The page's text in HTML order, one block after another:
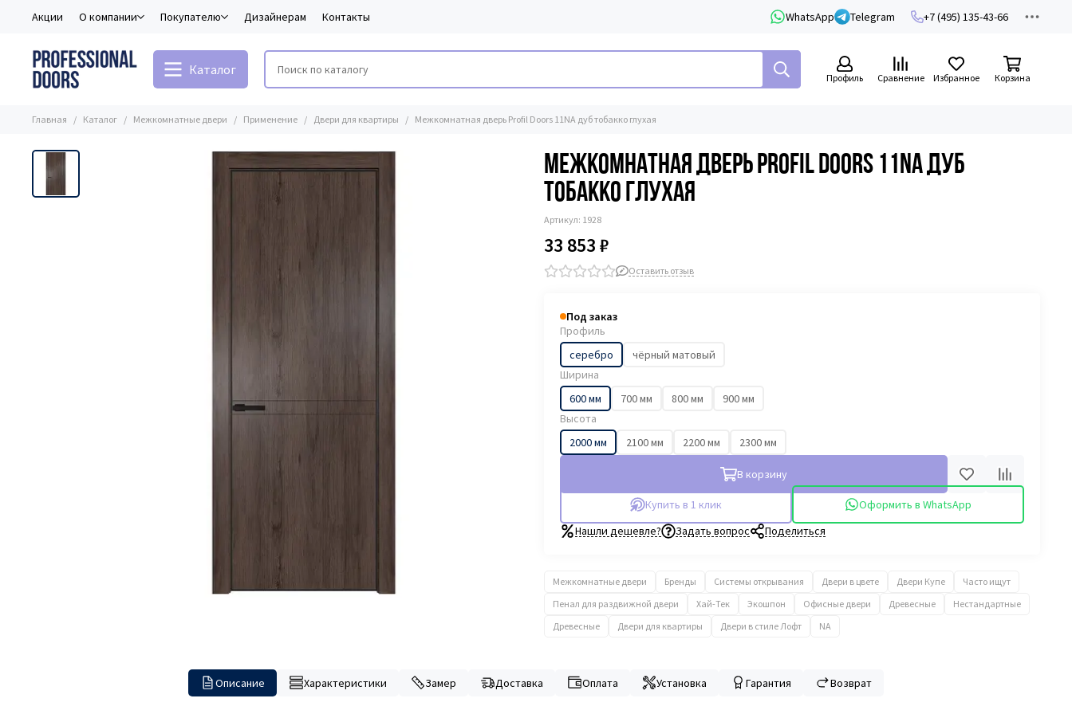
Акции О компании Покупателю Дизайнерам Контакты WhatsApp Telegram +7 (495) 135-43-66
Каталог
Профиль Сравнение Избранное Корзина
Главная Каталог Межкомнатные двери Применение Двери для квартиры Межкомнатная дверь Profil Doors 11NA дуб тобакко глухая
Межкомнатная дверь Profil Doors 11NA дуб
тобакко глухая
Артикул: 1928
33 853 ₽
Оставить отзыв
Под заказ
Профиль
серебро
чёрный матовый
Ширина
600 мм
700 мм 800 мм
900 мм
Высота
2000 мм
2100 мм 2200 мм 2300 мм
В корзину
Купить в 1 клик
Оформить в WhatsApp
Нашли дешевле?
Задать вопрос Поделиться
Межкомнатные двери Бренды Системы открывания Двери в цвете Двери Купе
Часто ищут
Пенал для раздвижной двери
Хай-Тек Экошпон Офисные двери Древесные
Нестандартные
Древесные
Двери для квартиры Двери в стиле Лофт NA
Описание Характеристики Замер Доставка Оплата Установка Гарантия Возврат